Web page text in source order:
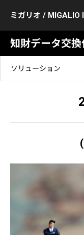
ミガリオ / MIGALIO
知財データ交換
ソリューション